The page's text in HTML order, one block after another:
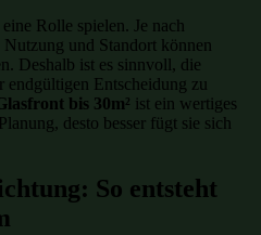
Rolle spielen. Je nach
und Standort können
Deshalb ist es sinnvoll, die
Entscheidung zu
bis 30m² ist ein wertiges
desto besser fügt sie sich
So entsteht